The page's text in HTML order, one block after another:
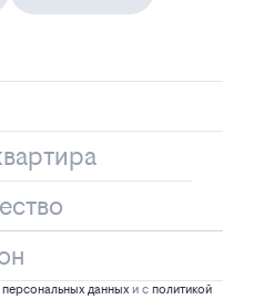
персональных данных и с политикой